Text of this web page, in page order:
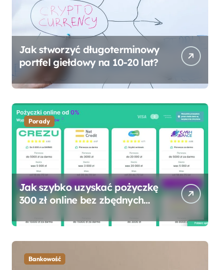
Jak stworzyć długoterminowy
portfel giełdowy na 10-20 lat?
Porady
Jak szybko uzyskać pożyczkę
300 zł online bez zbędnych
Bankowość